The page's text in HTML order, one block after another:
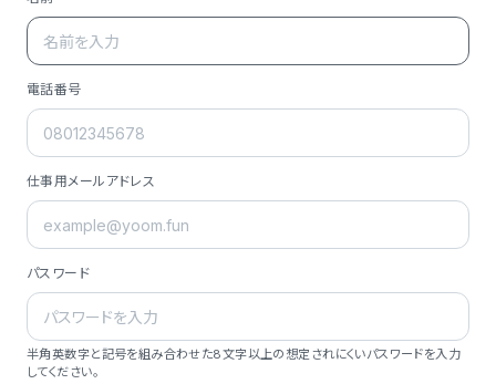
電話番号
仕事用メールアドレス
パスワード
半角英数字と記号を組み合わせた8文字以上の想定されにくいパスワードを入力
してください。